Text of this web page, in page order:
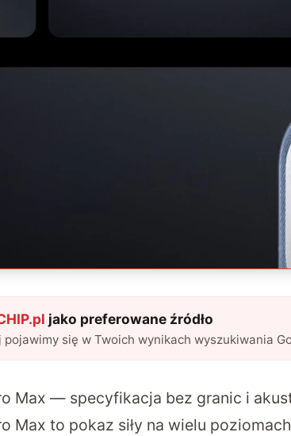
jako preferowane źródło
pojawimy się w Twoich wynikach wyszukiwania
Max — specyfikacja bez granic i
Max to pokaz siły na wielu